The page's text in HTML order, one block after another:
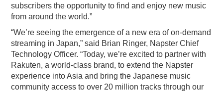
subscribers the opportunity to find and enjoy new music
from around the world.”
“We’re seeing the emergence of a new era of on-demand
streaming in Japan,” said Brian Ringer, Napster Chief
Technology Officer. “Today, we’re excited to partner with
Rakuten, a world-class brand, to extend the Napster
experience into Asia and bring the Japanese music
community access to over 20 million tracks through our